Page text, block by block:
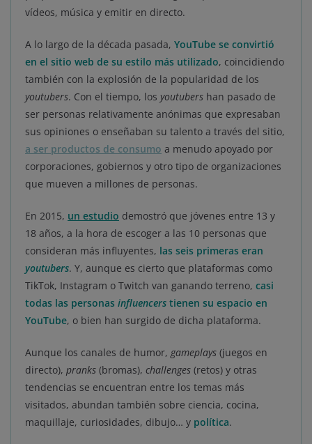
vídeos, música y emitir en directo.
A lo largo de la década pasada, YouTube se convirtió
en el sitio web de su estilo más utilizado, coincidiendo
también con la explosión de la popularidad de los
youtubers. Con el tiempo, los youtubers han pasado de
ser personas relativamente anónimas que expresaban
sus opiniones o enseñaban su talento a través del sitio,
a ser productos de consumo a menudo apoyado por
corporaciones, gobiernos y otro tipo de organizaciones
que mueven a millones de personas.
En 2015, un estudio demostró que jóvenes entre 13 y
18 años, a la hora de escoger a las 10 personas que
consideran más influyentes, las seis primeras eran
youtubers. Y, aunque es cierto que plataformas como
TikTok, Instagram o Twitch van ganando terreno, casi
todas las personas influencers tienen su espacio en
YouTube, o bien han surgido de dicha plataforma.
Aunque los canales de humor, gameplays (juegos en
directo), pranks (bromas), challenges (retos) y otras
tendencias se encuentran entre los temas más
visitados, abundan también sobre ciencia, cocina,
maquillaje, curiosidades, dibujo… y política.